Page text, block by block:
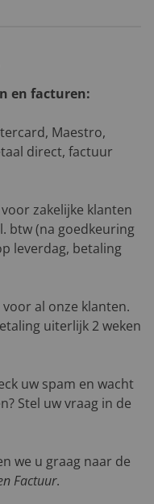
en facturen:
Maestro,
direct, factuur
zakelijke klanten
btw (na goedkeuring
leverdag, betaling
al onze klanten.
uiterlijk 2 weken
uw spam en wacht
Stel uw vraag in de
we u graag naar de
Factuur.